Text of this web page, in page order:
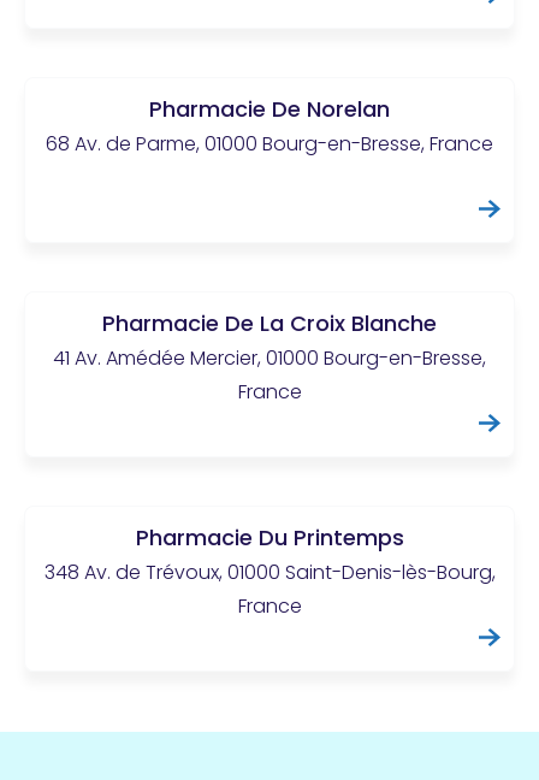
Pharmacie De Norelan
68 Av. de Parme, 01000 Bourg-en-Bresse, France
Pharmacie De La Croix Blanche
41 Av. Amédée Mercier, 01000 Bourg-en-Bresse,
France
Pharmacie Du Printemps
348 Av. de Trévoux, 01000 Saint-Denis-lès-Bourg,
France